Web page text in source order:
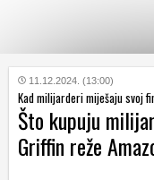
KATEGORIJE
HRVATSKI
WEB
11.12.2024. (13:00)
Kad milijarderi miješaju svoj
Što kupuju
Griffin reže